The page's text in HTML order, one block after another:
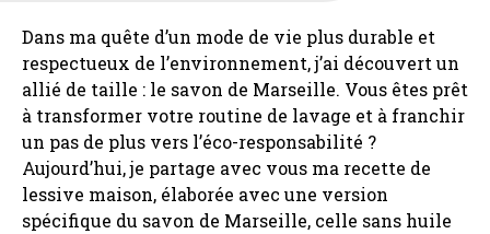
Dans ma quête d’un mode de vie plus durable et
respectueux de l’environnement, j’ai découvert un
allié de taille : le savon de Marseille. Vous êtes prêt
à transformer votre routine de lavage et à franchir
un pas de plus vers l’éco-responsabilité ?
Aujourd’hui, je partage avec vous ma recette de
lessive maison, élaborée avec une version
spécifique du savon de Marseille, celle sans huile